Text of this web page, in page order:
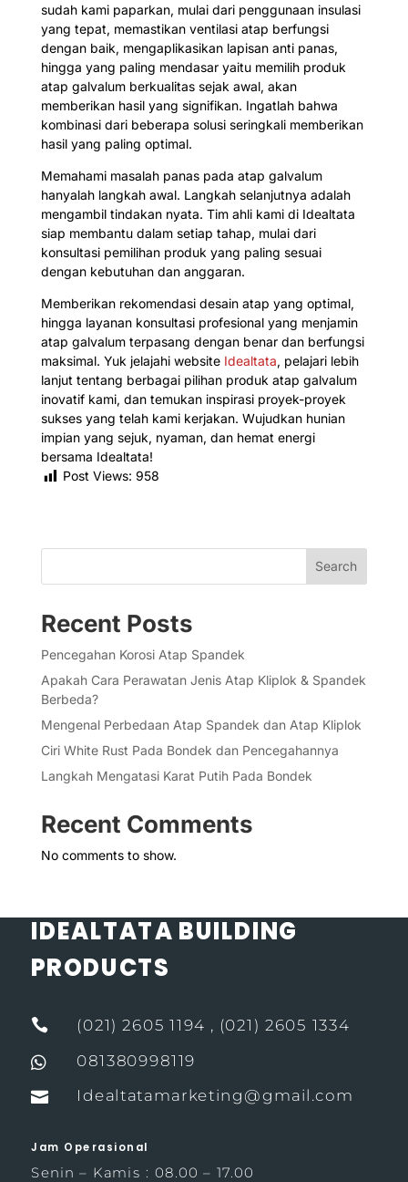
sudah kami paparkan, mulai dari penggunaan insulasi
yang tepat, memastikan ventilasi atap berfungsi
dengan baik, mengaplikasikan lapisan anti panas,
hingga yang paling mendasar yaitu memilih produk
atap galvalum berkualitas sejak awal, akan
memberikan hasil yang signifikan. Ingatlah bahwa
kombinasi dari beberapa solusi seringkali memberikan
hasil yang paling optimal.
Memahami masalah panas pada atap galvalum
hanyalah langkah awal. Langkah selanjutnya adalah
mengambil tindakan nyata. Tim ahli kami di Idealtata
siap membantu dalam setiap tahap, mulai dari
konsultasi pemilihan produk yang paling sesuai
dengan kebutuhan dan anggaran.
Memberikan rekomendasi desain atap yang optimal,
hingga layanan konsultasi profesional yang menjamin
atap galvalum terpasang dengan benar dan berfungsi
maksimal. Yuk jelajahi website Idealtata, pelajari lebih
lanjut tentang berbagai pilihan produk atap galvalum
inovatif kami, dan temukan inspirasi proyek-proyek
sukses yang telah kami kerjakan. Wujudkan hunian
impian yang sejuk, nyaman, dan hemat energi
bersama Idealtata!
Post Views: 958
Search
Recent Posts
Pencegahan Korosi Atap Spandek
Apakah Cara Perawatan Jenis Atap Kliplok & Spandek
Berbeda?
Mengenal Perbedaan Atap Spandek dan Atap Kliplok
Ciri White Rust Pada Bondek dan Pencegahannya
Langkah Mengatasi Karat Putih Pada Bondek
Recent Comments
No comments to show.
IDEALTATA BUILDING
PRODUCTS
 (021) 2605 1194 , (021) 2605 1334
 081380998119
 Idealtatamarketing@gmail.com
Jam Operasional
Senin – Kamis : 08.00 – 17.00